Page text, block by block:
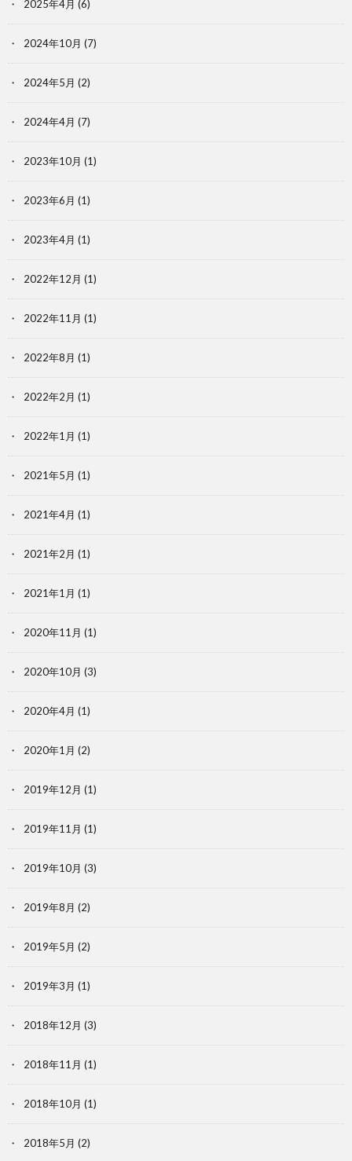
2025年4月 (6)
2024年10月 (7)
2024年5月 (2)
2024年4月 (7)
2023年10月 (1)
2023年6月 (1)
2023年4月 (1)
2022年12月 (1)
2022年11月 (1)
2022年8月 (1)
2022年2月 (1)
2022年1月 (1)
2021年5月 (1)
2021年4月 (1)
2021年2月 (1)
2021年1月 (1)
2020年11月 (1)
2020年10月 (3)
2020年4月 (1)
2020年1月 (2)
2019年12月 (1)
2019年11月 (1)
2019年10月 (3)
2019年8月 (2)
2019年5月 (2)
2019年3月 (1)
2018年12月 (3)
2018年11月 (1)
2018年10月 (1)
2018年5月 (2)